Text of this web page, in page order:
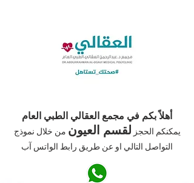
أهلاً بكم في مجمع العقالي الطبي العام
يمكنكم الحجز لقسم العيون من خلال نموذج
التواصل التالي او عن طريق رابط الواتس آب